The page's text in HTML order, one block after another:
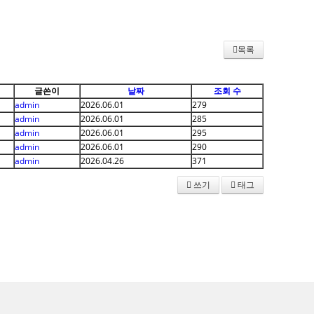
목록
글쓴이 날짜
조회 수
admin
2026.06.01
279
admin
2026.06.01
285
admin
2026.06.01
295
admin
2026.06.01
290
admin
2026.04.26
371
쓰기
태그